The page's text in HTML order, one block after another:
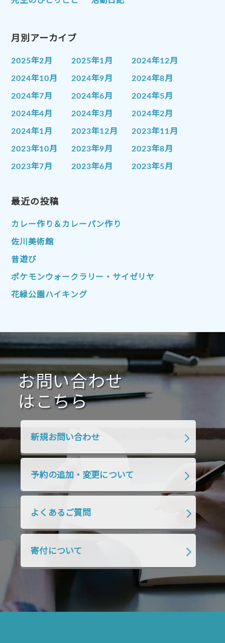
月別アーカイブ
2025年2月 2025年1月 2024年12月
2024年10月 2024年9月 2024年8月
2024年7月 2024年6月 2024年5月
2024年4月 2024年3月 2024年2月
2024年1月 2023年12月 2023年11月
2023年10月 2023年9月 2023年8月
2023年7月 2023年6月 2023年5月
2023年1月
2022年10月 2022年9月
2022年7月
2022年4月
2022年1月 2021年12月 2021年11月
2021年10月 2021年9月
2021年1月 2020年12月 2020年11月
2020年10月 2020年9月 2020年8月
2020年7月 2020年6月 2020年5月
2020年4月 2020年3月 2020年2月
2019年9月
2019年4月
2018年7月 2018年6月
2018年4月 2018年3月 2018年2月
2018年1月 2017年12月
2017年10月 2017年9月 2017年8月
2017年5月
2017年4月
最近の投稿
カレー作り＆カレーパン作り
佐川美術館
昔遊び
ポケモンウォークラリー・サイゼリヤ
花緑公園ハイキング
お問い合わせ
はこちら
新規お問い合わせ
予約の追加・変更について
よくあるご質問
寄付について